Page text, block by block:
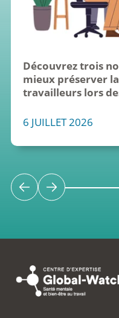
Découvrez trois
mieux préserver
travailleurs lors
6 JUILLET 2026